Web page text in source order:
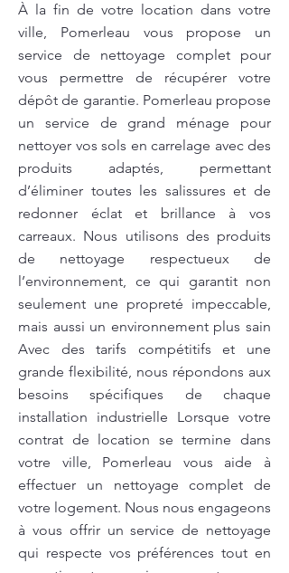
À la fin de votre location dans votre
ville, Pomerleau vous propose un
service de nettoyage complet pour
vous permettre de récupérer votre
dépôt de garantie. Pomerleau propose
un service de grand ménage pour
nettoyer vos sols en carrelage avec des
produits adaptés, permettant
d’éliminer toutes les salissures et de
redonner éclat et brillance à vos
carreaux. Nous utilisons des produits
de nettoyage respectueux de
l’environnement, ce qui garantit non
seulement une propreté impeccable,
mais aussi un environnement plus sain
Avec des tarifs compétitifs et une
grande flexibilité, nous répondons aux
besoins spécifiques de chaque
installation industrielle Lorsque votre
contrat de location se termine dans
votre ville, Pomerleau vous aide à
effectuer un nettoyage complet de
votre logement. Nous nous engageons
à vous offrir un service de nettoyage
qui respecte vos préférences tout en